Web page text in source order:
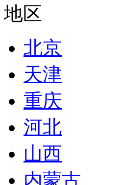
地区
北京
天津
重庆
河北
山西
内蒙古